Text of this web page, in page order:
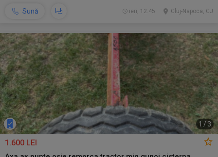
Sună Cluj-Napoca, CJ
ieri, 12:45
1 /3
1.600 LEI